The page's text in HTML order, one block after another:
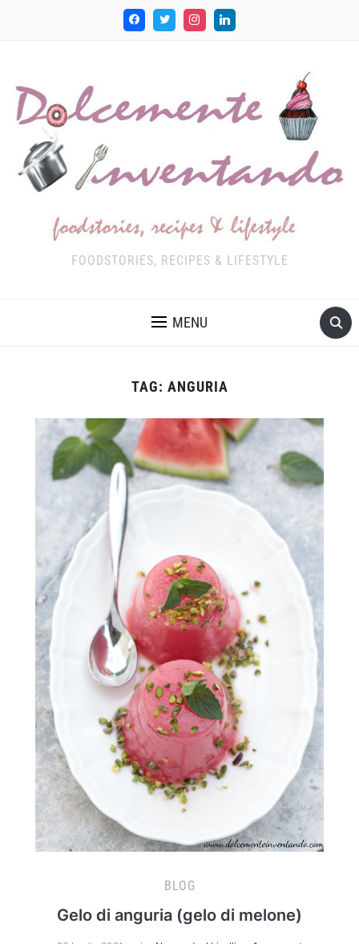
FOODSTORIES, RECIPES & LIFESTYLE
MENU
TAG: ANGURIA
BLOG
Gelo di anguria (gelo di melone)